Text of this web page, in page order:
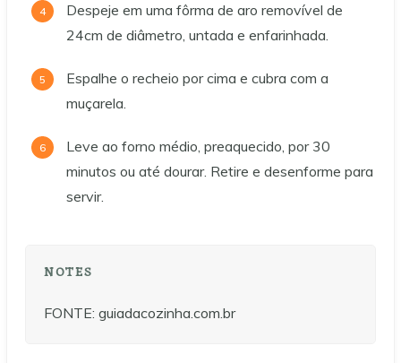
Despeje em uma fôrma de aro removível de
24cm de diâmetro, untada e enfarinhada.
Espalhe o recheio por cima e cubra com a
muçarela.
Leve ao forno médio, preaquecido, por 30
minutos ou até dourar. Retire e desenforme para
servir.
NOTES
FONTE: guiadacozinha.com.br